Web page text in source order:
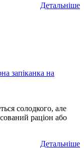
Детальніше
запіканка на
солодкого, але
раціон або
Детальніше